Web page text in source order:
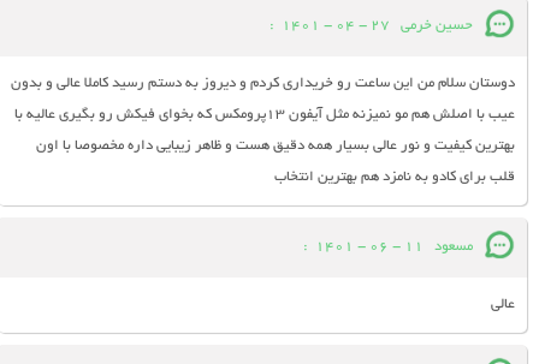
حسین خرمی 27 - 04 - 1401
:
دوستان سلام من این ساعت رو خریداری کردم و دیروز به دستم رسید کاملا عالی و بدون
عیب با اصلش هم مو نمیزنه مثل آیفون ۱۳پرومکس که بخوای فیکش رو بگیری عالیه با
بهترین کیفیت و نور عالی بسیار همه دقیق هست و ظاهر زیبایی داره مخصوصا با اون
قلب برای کادو به نامزد هم بهترین انتخاب
مسعود 11 - 06 - 1401
:
عالی